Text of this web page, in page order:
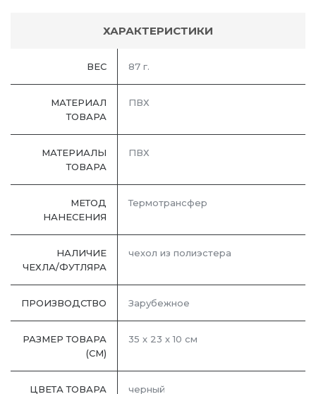
ХАРАКТЕРИСТИКИ
ВЕС 87 г.
МАТЕРИАЛ
ТОВАРА
ПВХ
МАТЕРИАЛЫ
ТОВАРА
ПВХ
МЕТОД
НАНЕСЕНИЯ
Термотрансфер
НАЛИЧИЕ
ЧЕХЛА/ФУТЛЯРА
чехол из полиэстера
ПРОИЗВОДСТВО Зарубежное
РАЗМЕР ТОВАРА
(СМ)
35 х 23 х 10 см
ЦВЕТА ТОВАРА черный